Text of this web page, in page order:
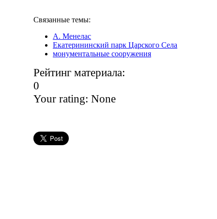
Связанные темы:
А. Менелас
Екатерининский парк Царского Села
монументальные сооружения
Рейтинг материала:
0
Your rating: None